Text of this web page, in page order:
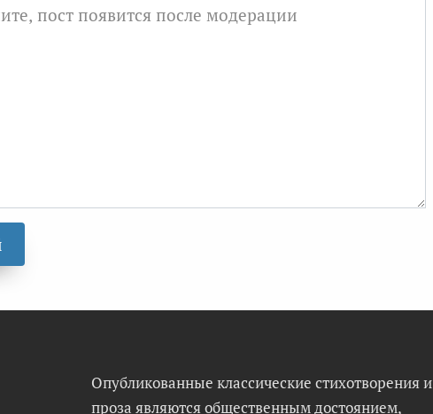
Опубликованные классические стихотворения и
проза являются общественным достоянием,